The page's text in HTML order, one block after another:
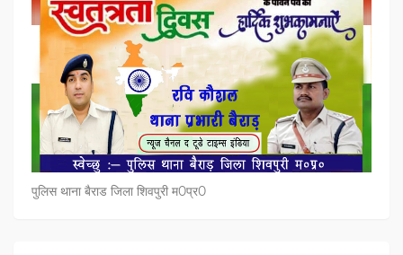
पुलिस थाना बैराड जिला शिवपुरी म0प्र0